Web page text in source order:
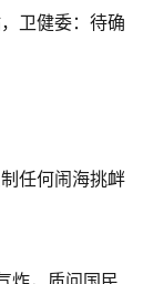
卫健委：待确
任何闹海挑衅